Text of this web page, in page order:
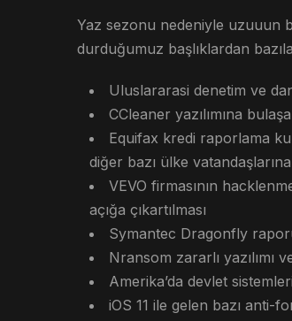
Yaz sezonu nedeniyle uzuuun
durduğumuz başlıklardan
Uluslararasi denetim ve
CCleaner yazılımına
Equifax kredi raporlama
diğer bazı ülke vatandaşlarına
VEVO firmasının
açığa çıkartılması
Symantec Dragonfly
Nransom zararlı yazılımı
Amerika’da devlet
iOS 11 ile gelen bazı anti-